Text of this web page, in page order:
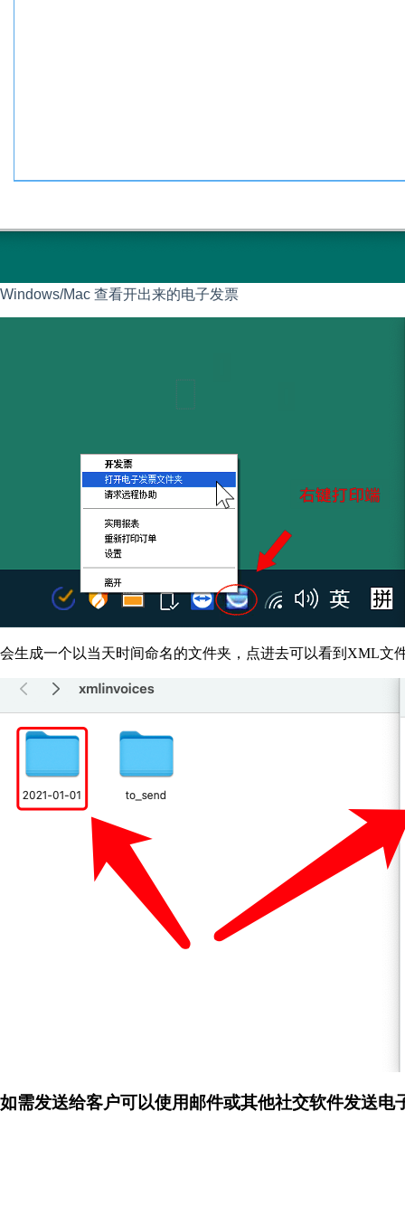
Windows/Mac 查看开出来的电子发票
会生成一个以当天时间命名的文件夹，点进去可以看到XML文
如需发送给客户可以使用邮件或其他社交软件发送电